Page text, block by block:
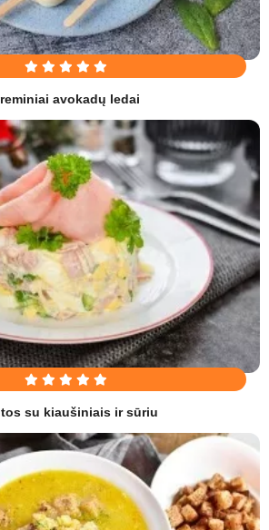
avokadų ledai
su kiaušiniais ir sūriu